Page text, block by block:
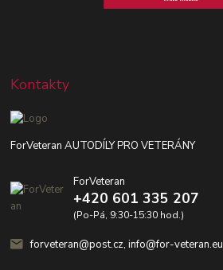
Kontakty
ForVeteran AUTODÍLY PRO VETERÁNY
ForVeteran
+420 601 335 207
(Po-Pá, 9:30-15:30 hod.)
forveteran@post.cz, info@for-veteran.eu